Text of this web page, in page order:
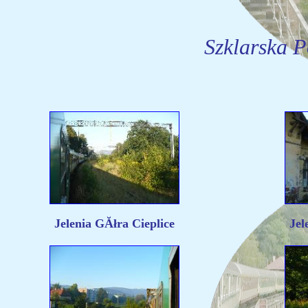
Szklarska
Jelenia GĂłra Cieplice